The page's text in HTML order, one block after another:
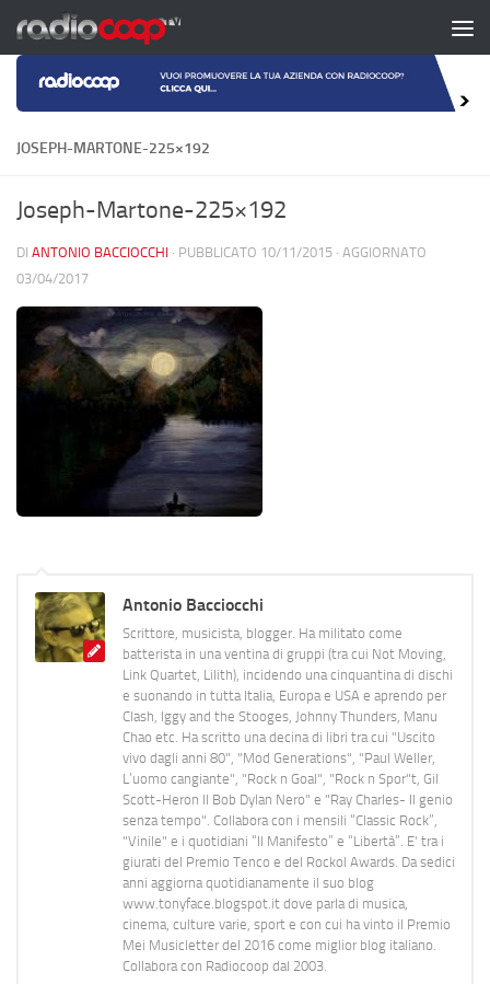
Salta al contenuto
JOSEPH-MARTONE-225×192
Joseph-Martone-225×192
DI ANTONIO BACCIOCCHI · PUBBLICATO 10/11/2015 · AGGIORNATO
03/04/2017
Antonio Bacciocchi
Scrittore, musicista, blogger. Ha militato come
batterista in una ventina di gruppi (tra cui Not Moving,
Link Quartet, Lilith), incidendo una cinquantina di dischi
e suonando in tutta Italia, Europa e USA e aprendo per
Clash, Iggy and the Stooges, Johnny Thunders, Manu
Chao etc. Ha scritto una decina di libri tra cui "Uscito
vivo dagli anni 80", "Mod Generations", "Paul Weller,
L’uomo cangiante", "Rock n Goal", "Rock n Spor"t, Gil
Scott-Heron Il Bob Dylan Nero" e "Ray Charles- Il genio
senza tempo". Collabora con i mensili “Classic Rock”,
"Vinile" e i quotidiani “Il Manifesto” e “Libertà”. E' tra i
giurati del Premio Tenco e del Rockol Awards. Da sedici
anni aggiorna quotidianamente il suo blog
www.tonyface.blogspot.it dove parla di musica,
cinema, culture varie, sport e con cui ha vinto il Premio
Mei Musicletter del 2016 come miglior blog italiano.
Collabora con Radiocoop dal 2003.